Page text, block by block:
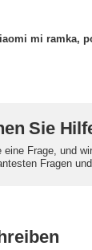
mi ramka,
Sie
eine Frage, und
Fragen